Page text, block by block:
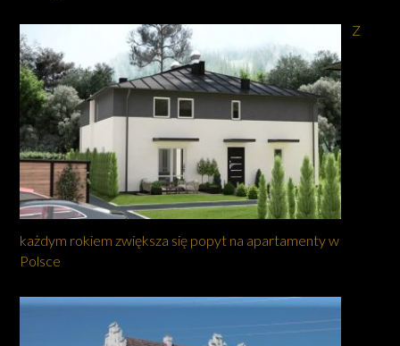
Z
każdym rokiem zwiększa się popyt na apartamenty w
Polsce